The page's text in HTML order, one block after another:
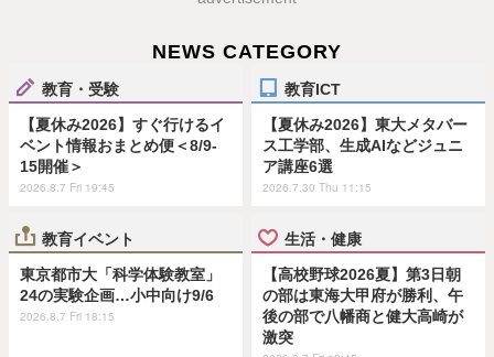
NEWS CATEGORY
教育・受験
【夏休み2026】すぐ行けるイ
ベント情報おまとめ便＜8/9-
15開催＞
2026.8.7 Fri 19:45
教育ICT
【夏休み2026】東大メタバー
ス工学部、生成AIなどジュニ
ア講座6選
2026.7.30 Thu 11:15
教育イベント
東京都市大「科学体験教室」
24の実験企画…小中向け9/6
2026.8.7 Fri 18:15
生活・健康
【高校野球2026夏】第3日朝
の部は東海大甲府が勝利、午
後の部で八幡商と健大高崎が
激突